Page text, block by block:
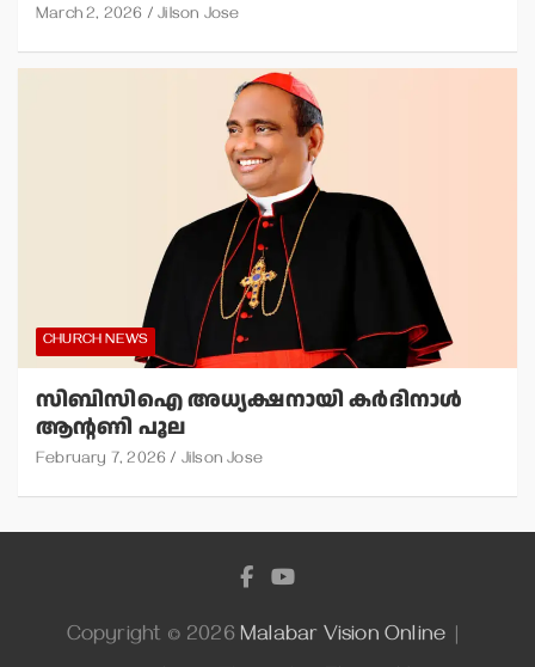
March 2, 2026 Jilson Jose
CHURCH NEWS
സിബിസിഐ അധ്യക്ഷനായി കര്‍ദിനാള്‍
ആന്റണി പൂല
February 7, 2026 Jilson Jose
Copyright © 2026 Malabar Vision Online